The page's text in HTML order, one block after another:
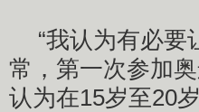
“我认为有必
常，第一次参加
认为在15岁至20